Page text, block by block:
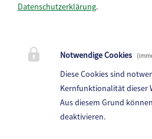
St. Gertraud 1, 9413
Telefon: +43
E-Mail:
Datenschutzerklärung.
Notwendige Cookies
Diese Cookies sind
Kernfunktionalität dieser
Aus diesem Grund
deaktivieren.